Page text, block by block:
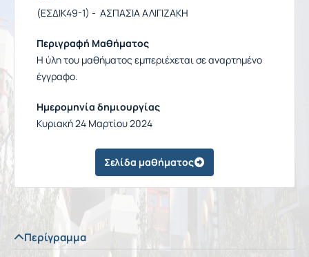
(ΕΣΔΙΚ49-1) - ΑΣΠΑΣΙΑ ΑΛΙΓΙΖΑΚΗ
Περιγραφή Μαθήματος
Η ύλη του μαθήματος εμπεριέχεται σε αναρτημένο
έγγραφο.
Ημερομηνία δημιουργίας
Κυριακή 24 Μαρτίου 2024
Σελίδα μαθήματος
Περίγραμμα